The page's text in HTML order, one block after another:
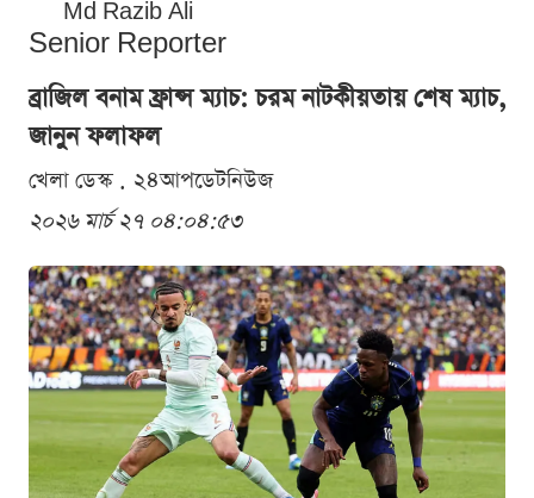
Md Razib Ali
Senior Reporter
ব্রাজিল বনাম ফ্রান্স ম্যাচ: চরম নাটকীয়তায় শেষ ম্যাচ,
জানুন ফলাফল
খেলা ডেস্ক . ২৪আপডেটনিউজ
২০২৬ মার্চ ২৭ ০৪:০৪:৫৩